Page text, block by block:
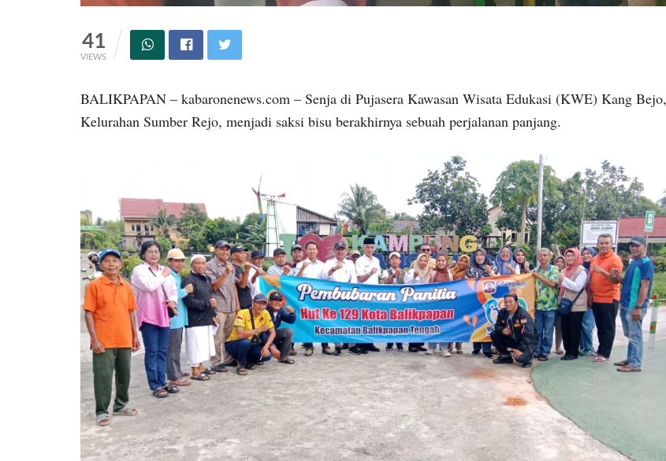
41
VIEWS
BALIKPAPAN – kabaronenews.com – Senja di Pujasera Kawasan Wisata Edukasi (KWE) Kang Bejo,
Kelurahan Sumber Rejo, menjadi saksi bisu berakhirnya sebuah perjalanan panjang.